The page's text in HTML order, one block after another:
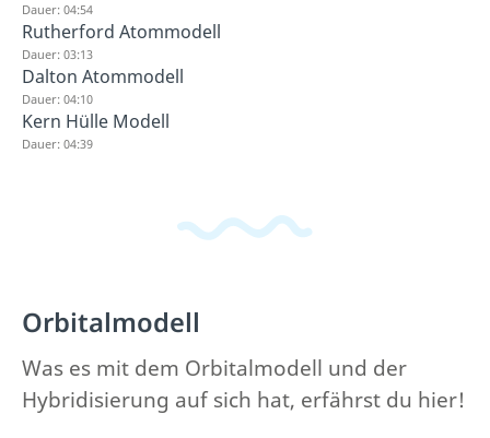
Dauer: 04:54
Rutherford Atommodell
Dauer: 03:13
Dalton Atommodell
Dauer: 04:10
Kern Hülle Modell
Dauer: 04:39
Orbitalmodell
Was es mit dem Orbitalmodell und der
Hybridisierung auf sich hat, erfährst du hier!